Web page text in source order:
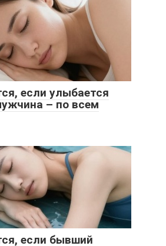
если улыбается
– по всем
если бывший